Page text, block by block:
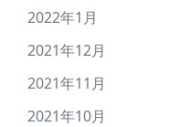
2022年1月
2021年12月
2021年11月
2021年10月